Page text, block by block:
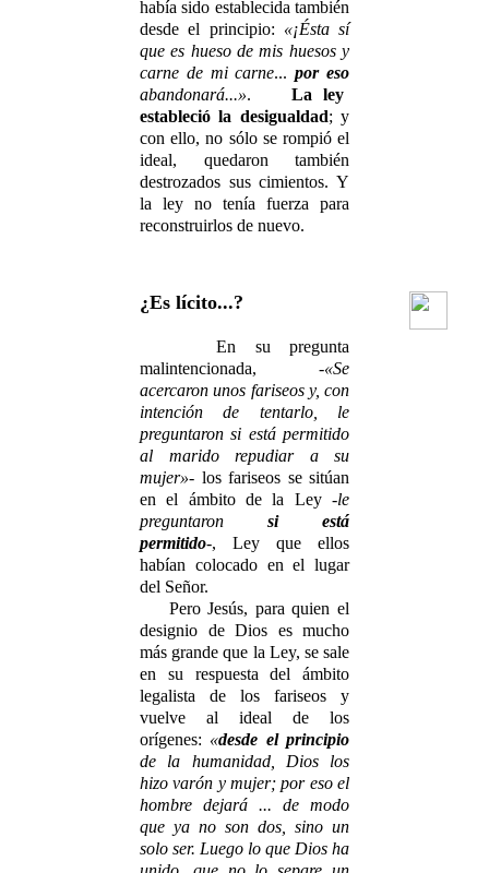
había sido establecida también
desde el principio: «¡Ésta sí
que es hueso de mis huesos y
carne de mi carne...por eso
abandonará...».La ley
estableció la desigualdad; y
con ello, no sólo se rompió el
ideal, quedaron también
destrozados sus cimientos. Y
la ley no tenía fuerza para
reconstruirlos de nuevo.
¿Es lícito...?
En su pregunta
malintencionada, -«Se
acercaron unos fariseos y, con
intención de tentarlo, le
preguntaron si está permitido
al marido repudiar a su
mujer»- los fariseos se sitúan
en el ámbito de la Ley -le
preguntaron si está
permitido-, Ley que ellos
habían colocado en el lugar
del Señor.
Pero Jesús, para quien el
designio de Dios es mucho
más grande que la Ley, se sale
en su respuesta del ámbito
legalista de los fariseos y
vuelve al ideal de los
orígenes: «desde el principio
de la humanidad, Dios los
hizo varón y mujer; por eso el
hombre dejará ... de modo
que ya no son dos, sino un
solo ser. Luego lo que Dios ha